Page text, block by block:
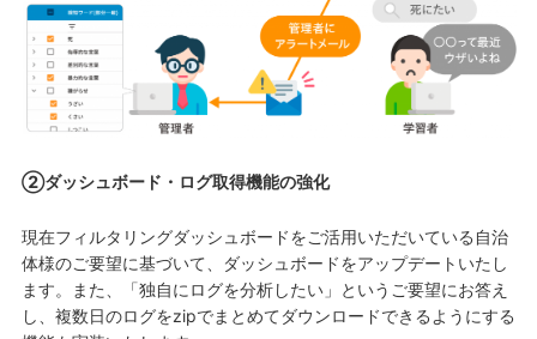
②ダッシュボード・ログ取得機能の強化
現在フィルタリングダッシュボードをご活用いただいている自治
体様のご要望に基づいて、ダッシュボードをアップデートいたし
ます。また、「独自にログを分析したい」というご要望にお答え
し、複数日のログをzipでまとめてダウンロードできるようにする